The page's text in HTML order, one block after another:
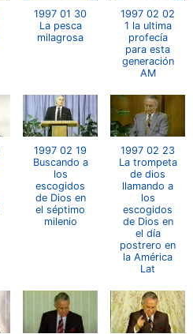
1997 01 30
La pesca
milagrosa
1997 02 02
1 la ultima
profecía
para esta
generación
AM
1997 02 19
Buscando a
los
escogidos
de Dios en
el séptimo
milenio
1997 02 23
La trompeta
de dios
llamando a
los
escogidos
de Dios en
el día
postrero en
la América
Lat